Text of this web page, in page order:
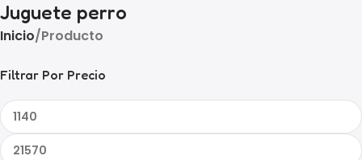
Juguete perro
Inicio Producto
Filtrar Por Precio